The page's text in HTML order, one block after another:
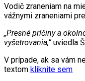
Vodič zraneniam na
vážnymi zraneniami
„Presné príčiny a
vyšetrovania,”uviedla
V prípade, ak sa vám
textom kliknite sem